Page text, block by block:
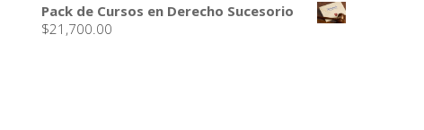
Pack de Cursos en Derecho Sucesorio
$21,700.00